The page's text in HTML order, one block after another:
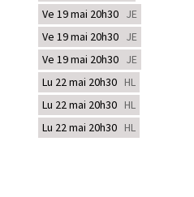
Ve 19 mai 20h30 JE
Ve 19 mai 20h30 JE
Ve 19 mai 20h30 JE
Lu 22 mai 20h30 HL
Lu 22 mai 20h30 HL
Lu 22 mai 20h30 HL